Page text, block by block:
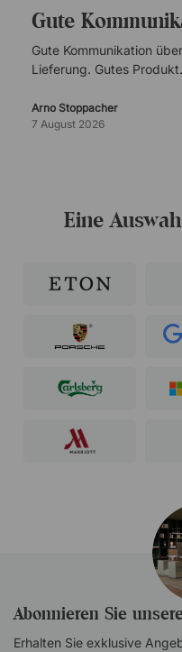
Gute
Gute Kommunikation
Lieferung. Gutes Produkt.
Arno Stoppacher
7 August 2026
Eine
Abonnieren Sie
Erhalten Sie exklusive